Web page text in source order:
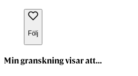
Följ
Min granskning visar att…